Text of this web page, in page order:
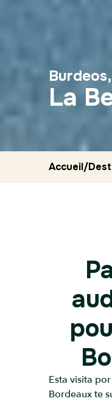
La
Accueil/
Esta visita
Bordeaux te